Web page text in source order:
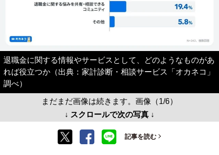
退職金に関する情報やサービスとして、どのようなものがあ
れば役立つか（出典：家計診断・相談サービス「オカネコ」
調べ）
まだまだ画像は続きます。画像（1/6）
↓ スクロールで次の写真 ↓
記事を読む